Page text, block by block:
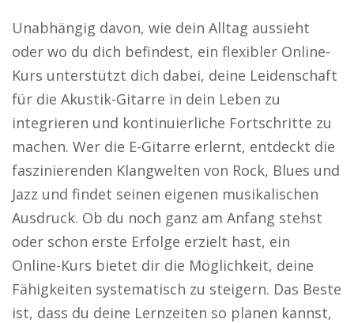
Unabhängig davon, wie dein Alltag aussieht
oder wo du dich befindest, ein flexibler Online-
Kurs unterstützt dich dabei, deine Leidenschaft
für die Akustik-Gitarre in dein Leben zu
integrieren und kontinuierliche Fortschritte zu
machen. Wer die E-Gitarre erlernt, entdeckt die
faszinierenden Klangwelten von Rock, Blues und
Jazz und findet seinen eigenen musikalischen
Ausdruck. Ob du noch ganz am Anfang stehst
oder schon erste Erfolge erzielt hast, ein
Online-Kurs bietet dir die Möglichkeit, deine
Fähigkeiten systematisch zu steigern. Das Beste
ist, dass du deine Lernzeiten so planen kannst,